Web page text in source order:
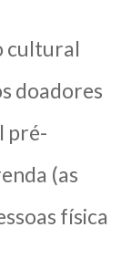
cultural
doadores
pré-
(as
física